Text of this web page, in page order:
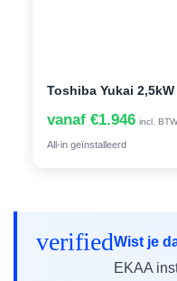
Toshiba Yukai 2,5kW
vanaf €1.946 incl.
All-in geïnstalleerd
verifiedWist je
EKAA